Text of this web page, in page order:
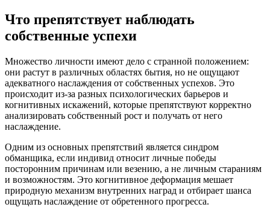
Что препятствует наблюдать
собственные успехи
Множество личности имеют дело с странной положением:
они растут в различных областях бытия, но не ощущают
адекватного наслаждения от собственных успехов. Это
происходит из-за разных психологических барьеров и
когнитивных искажений, которые препятствуют корректно
анализировать собственный рост и получать от него
наслаждение.
Одним из основных препятствий является синдром
обманщика, если индивид относит личные победы
посторонним причинам или везению, а не личным стараниям
и возможностям. Это когнитивное деформация мешает
природную механизм внутренних наград и отбирает шанса
ощущать наслаждение от обретенного прогресса.